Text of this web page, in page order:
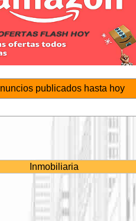
publicados hasta hoy
Inmobiliaria